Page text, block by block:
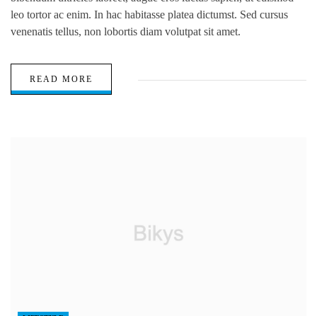
leo tortor ac enim. In hac habitasse platea dictumst. Sed cursus
venenatis tellus, non lobortis diam volutpat sit amet.
READ MORE